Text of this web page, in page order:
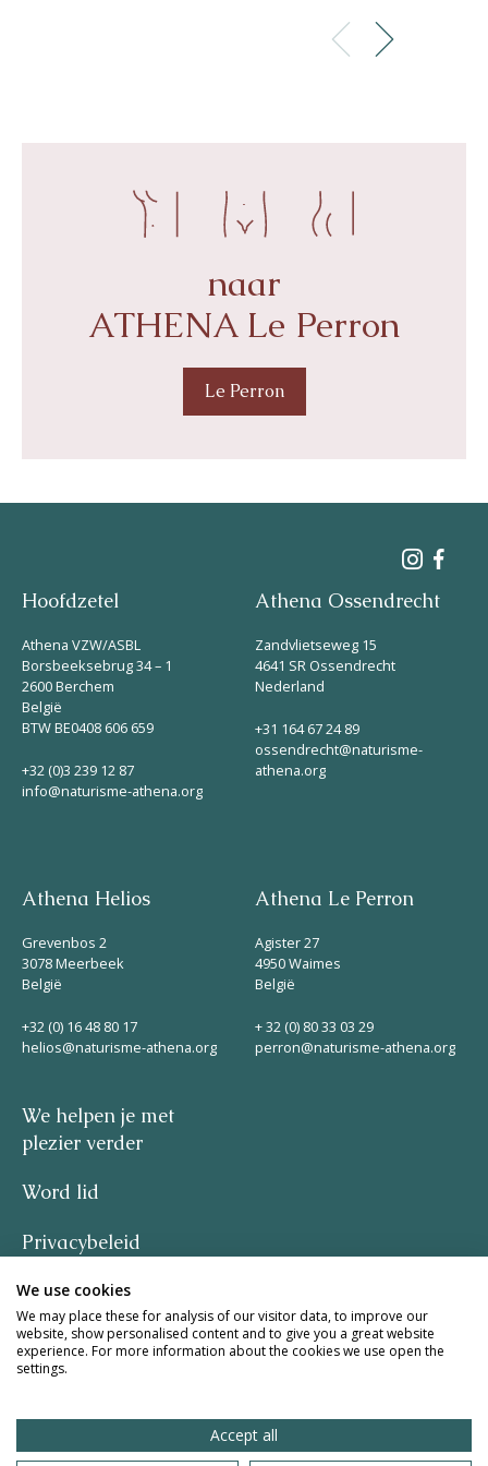
naar
ATHENA Le Perron
Le Perron
Hoofdzetel
Athena VZW/ASBL
Borsbeeksebrug 34 – 1
2600 Berchem
België
BTW BE0408 606 659
+32 (0)3 239 12 87
info@naturisme-athena.org
Athena Ossendrecht
Zandvlietseweg 15
4641 SR Ossendrecht
Nederland
+31 164 67 24 89
ossendrecht@naturisme-
athena.org
Athena Helios
Grevenbos 2
3078 Meerbeek
België
+32 (0) 16 48 80 17
helios@naturisme-athena.org
Athena Le Perron
Agister 27
4950 Waimes
België
+ 32 (0) 80 33 03 29
perron@naturisme-athena.org
We helpen je met
plezier verder
Word lid
Privacybeleid
–
quote by Rosie Haine
We use cookies
We may place these for analysis of our visitor data, to improve our
website, show personalised content and to give you a great website
experience. For more information about the cookies we use open the
settings.
Accept all